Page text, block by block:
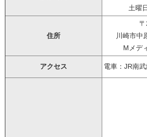
土曜
住所
川崎市中
Mメデ
アクセス 電車：JR南